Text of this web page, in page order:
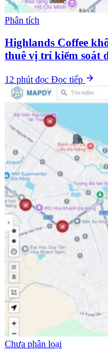
Phân tích
Highlands Coffee
thuê vị trí kiểm soát
12 phút đọc Đọc tiếp
Chưa phân loại